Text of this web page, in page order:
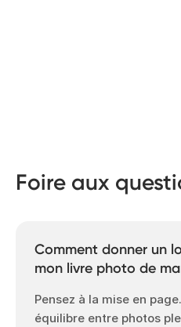
Foire aux
Comment donner un
mon livre photo de
Pensez à la mise en
équilibre entre photos